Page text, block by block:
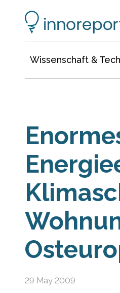
Wissenschaft &
29 May 2009